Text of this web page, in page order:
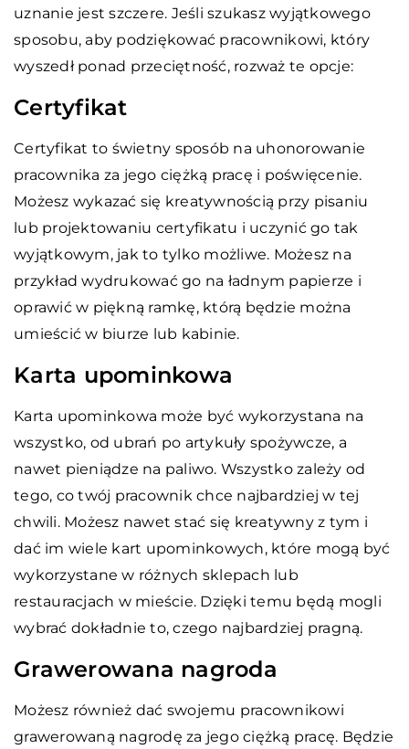
uznanie jest szczere. Jeśli szukasz wyjątkowego
sposobu, aby podziękować pracownikowi, który
wyszedł ponad przeciętność, rozważ te opcje:
Certyfikat
Certyfikat to świetny sposób na uhonorowanie
pracownika za jego ciężką pracę i poświęcenie.
Możesz wykazać się kreatywnością przy pisaniu
lub projektowaniu certyfikatu i uczynić go tak
wyjątkowym, jak to tylko możliwe. Możesz na
przykład wydrukować go na ładnym papierze i
oprawić w piękną ramkę, którą będzie można
umieścić w biurze lub kabinie.
Karta upominkowa
Karta upominkowa może być wykorzystana na
wszystko, od ubrań po artykuły spożywcze, a
nawet pieniądze na paliwo. Wszystko zależy od
tego, co twój pracownik chce najbardziej w tej
chwili. Możesz nawet stać się kreatywny z tym i
dać im wiele kart upominkowych, które mogą być
wykorzystane w różnych sklepach lub
restauracjach w mieście. Dzięki temu będą mogli
wybrać dokładnie to, czego najbardziej pragną.
Grawerowana nagroda
Możesz również dać swojemu pracownikowi
grawerowaną nagrodę za jego ciężką pracę. Będzie